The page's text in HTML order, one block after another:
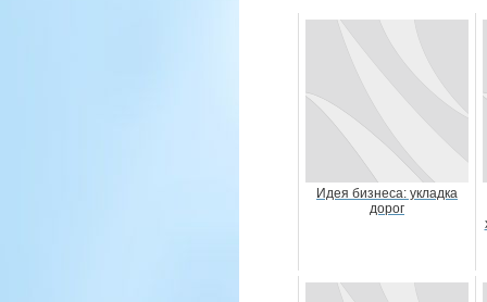
Идея бизнеса: укладка
дорог